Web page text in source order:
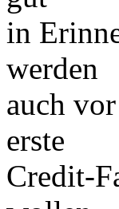
in
werden
auch
erste
Credit-